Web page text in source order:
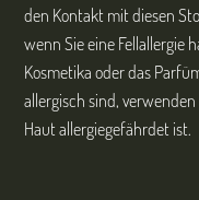
den Kontakt mit diesen
wenn Sie eine Fellallergie
Kosmetika oder das
allergisch sind,
Haut allergiegefährdet ist.